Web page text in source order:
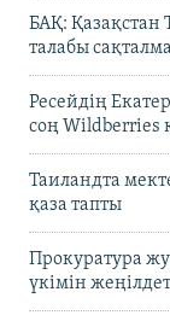
БАҚ: Қазақстан
талабы
Ресейдің
соң Wildberries
Таиландта
қаза тапты
Прокуратура
үкімін